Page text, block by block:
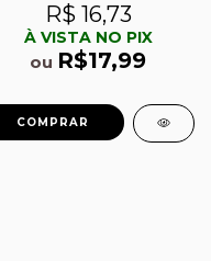
R$ 16,73
À VISTA NO PIX
ou R$17,99